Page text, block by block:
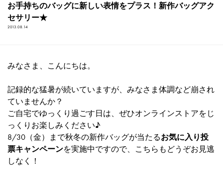
お手持ちのバッグに新しい表情をプラス！新作バッグアク
セサリー★
2013.08.14
みなさま、こんにちは。
記録的な猛暑が続いていますが、みなさま体調など崩され
ていませんか？
ご自宅でゆっくり過ごす日は、ぜひオンラインストアをじ
っくりお楽しみください♪
8/30（金）まで秋冬の新作バッグが当たるお気に入り投
票キャンペーンを実施中ですので、こちらもどうぞお見逃
しなく！